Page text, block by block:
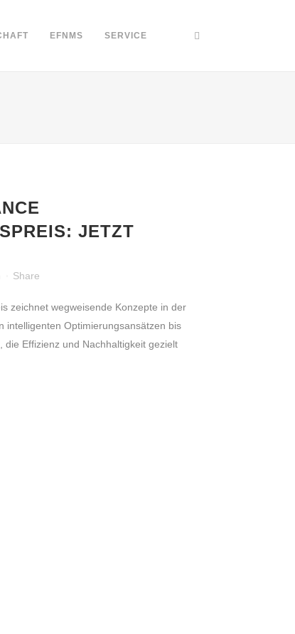
EFNMS SERVICE
JETZT
Share
zeichnet wegweisende Konzepte in der
intelligenten Optimierungsansätzen bis
Effizienz und Nachhaltigkeit gezielt